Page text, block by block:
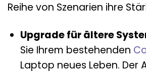
Reihe von Szenarien ihre
Upgrade für ältere
Sie Ihrem bestehenden
Laptop neues Leben. Der